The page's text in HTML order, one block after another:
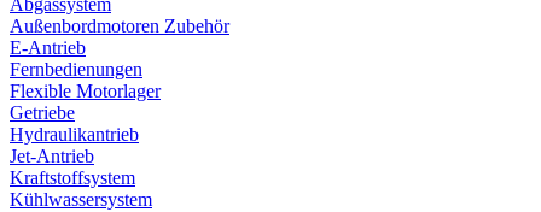
Abgassystem
Außenbordmotoren Zubehör
E-Antrieb
Fernbedienungen
Flexible Motorlager
Getriebe
Hydraulikantrieb
Jet-Antrieb
Kraftstoffsystem
Kühlwassersystem